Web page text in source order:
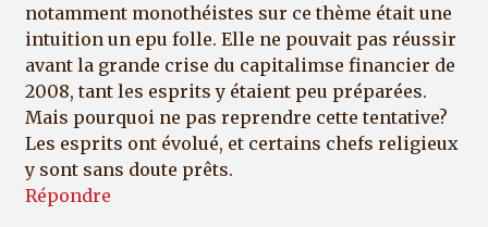
notamment monothéistes sur ce thème était une
intuition un epu folle. Elle ne pouvait pas réussir
avant la grande crise du capitalimse financier de
2008, tant les esprits y étaient peu préparées.
Mais pourquoi ne pas reprendre cette tentative?
Les esprits ont évolué, et certains chefs religieux
y sont sans doute prêts.
Répondre